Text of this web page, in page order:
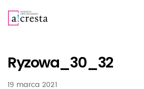
Ryzowa_30_32
19 marca 2021